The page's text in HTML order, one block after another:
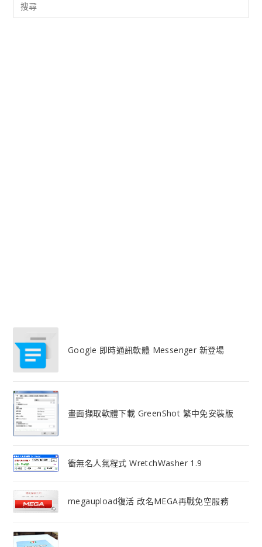
Google 即時通訊軟體 Messenger 新登場
畫面擷取軟體下載 GreenShot 繁中免安裝版
衝無名人氣程式 WretchWasher 1.9
megaupload復活 改名MEGA再戰免空服務